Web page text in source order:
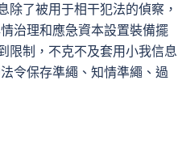
了被用于相干犯法的偵察，
治理和應急資本設置裝備擺
限制，不克不及套用小我信息
令保存準繩、知情準繩、過